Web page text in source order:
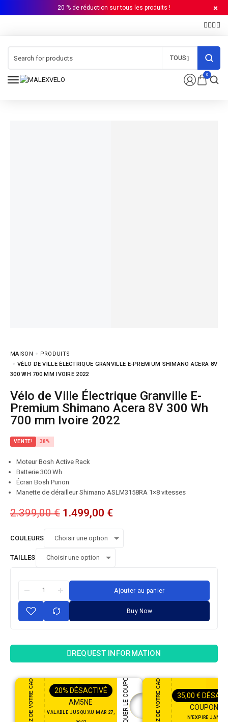
20 % de réduction sur tous les produits !
0
TOUS
MAISON
PRODUITS
VÉLO DE VILLE ÉLECTRIQUE GRANVILLE E-PREMIUM SHIMANO ACERA 8V
300 WH 700 MM IVOIRE 2022
Vélo de Ville Électrique Granville E-
Premium Shimano Acera 8V 300 Wh
700 mm Ivoire 2022
VENTE! 38%
Moteur Bosh Active Rack
Batterie 300 Wh
Écran Bosh Purion
Manette de dérailleur Shimano ASLM3158RA 1×8 vitesses
2.399,00€ 1.499,00 €
COULEURS
TAILLES
Ajouter au panier
Buy Now
REQUEST INFORMATION
PROFITEZ DE VOTRE CADEAU 20% DÉSACTIVÉ
AM5NE
VALABLE JUSQU'AU MAR 27,
APPLIQUER LE COUPON PROFITEZ DE VOTRE CADEAU 35,00 €
COUPON35
N'EXPIRE